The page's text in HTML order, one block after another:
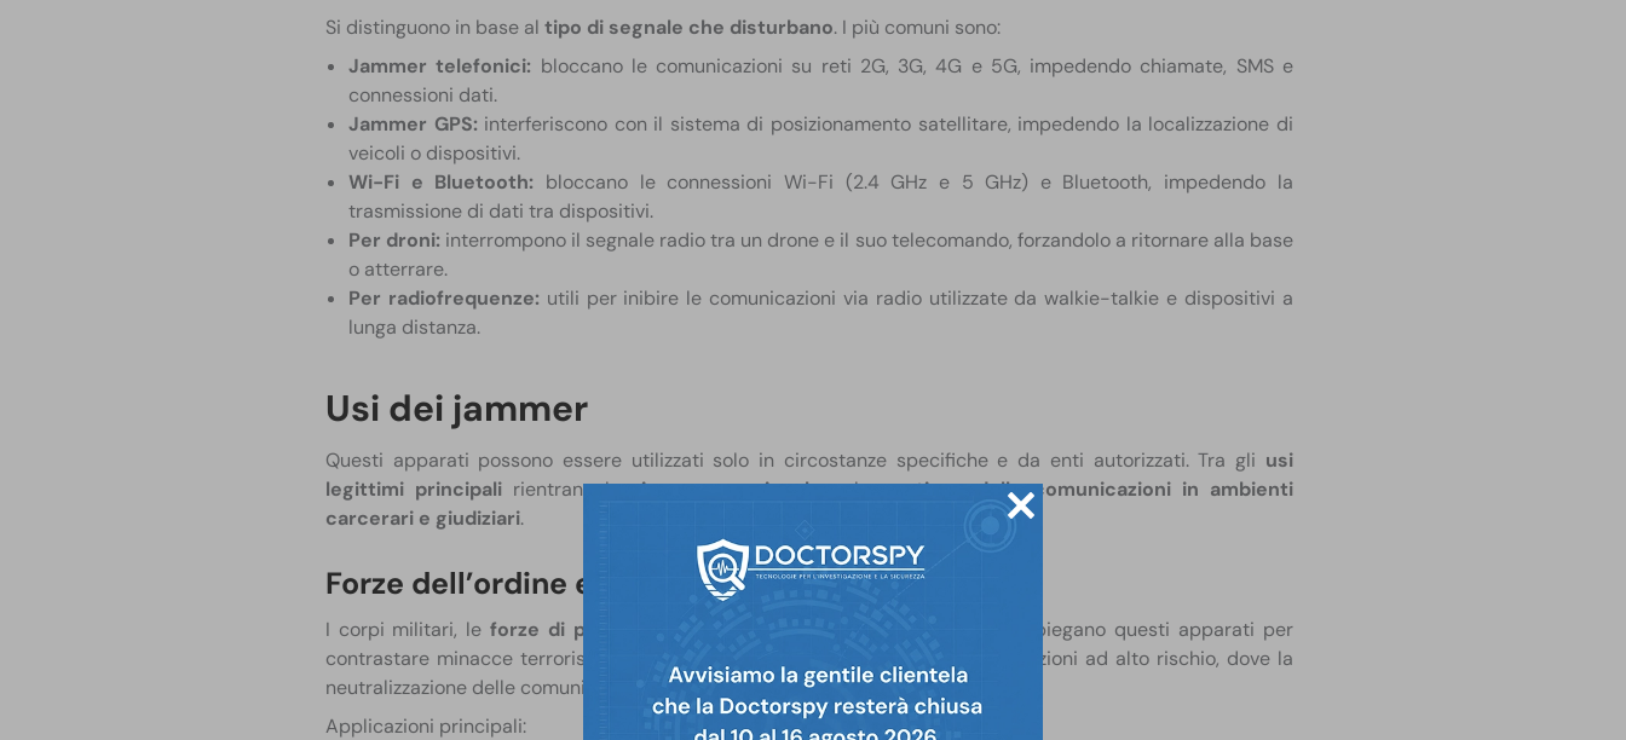
Si distinguono in base al tipo di segnale che disturbano. I più comuni sono:
Jammer telefonici: bloccano le comunicazioni su reti 2G, 3G, 4G e 5G, impedendo chiamate, SMS e
connessioni dati.
Jammer GPS: interferiscono con il sistema di posizionamento satellitare, impedendo la localizzazione di
veicoli o dispositivi.
Wi-Fi e Bluetooth: bloccano le connessioni Wi-Fi (2.4 GHz e 5 GHz) e Bluetooth, impedendo la
trasmissione di dati tra dispositivi.
Per droni: interrompono il segnale radio tra un drone e il suo telecomando, forzandolo a ritornare alla base
o atterrare.
Per radiofrequenze: utili per inibire le comunicazioni via radio utilizzate da walkie-talkie e dispositivi a
lunga distanza.
Usi dei jammer
Questi apparati possono essere utilizzati solo in circostanze specifiche e da enti autorizzati. Tra gli usi
legittimi principalirientrano lasicurezza nazionalee lagestione delle comunicazioni in ambienti
carcerari e giudiziari.
Forze dell’ordine e sicurezza nazionale
I corpi militari, leforze di polizia
impiegano questi apparati per
contrastare minacce terroristiche e criminali. Il loro utilizzo è cruciale in operazioni ad alto rischio, dove la
neutralizzazione delle comunicazioni può prevenire attacchi o azioni ostili.
Applicazioni principali: